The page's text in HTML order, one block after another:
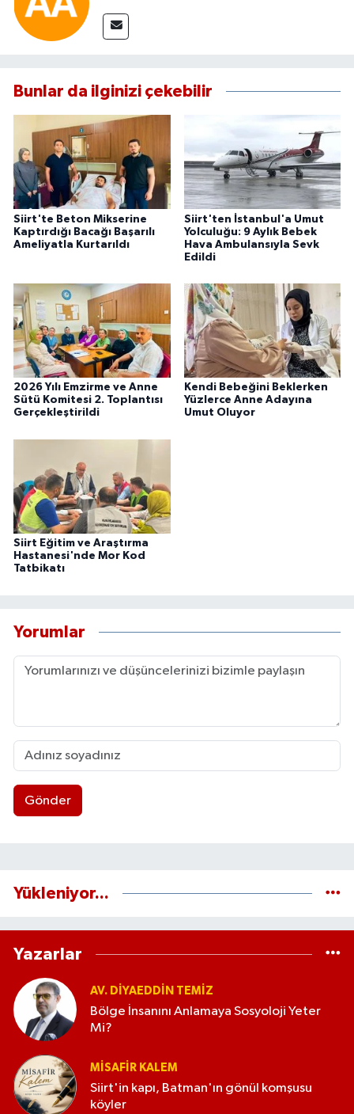
Bunlar da ilginizi çekebilir
Siirt'te Beton Mikserine
Kaptırdığı Bacağı Başarılı
Ameliyatla Kurtarıldı
Siirt'ten İstanbul'a Umut
Yolculuğu: 9 Aylık Bebek
Hava Ambulansıyla Sevk
Edildi
2026 Yılı Emzirme ve Anne
Sütü Komitesi 2. Toplantısı
Gerçekleştirildi
Kendi Bebeğini Beklerken
Yüzlerce Anne Adayına
Umut Oluyor
Siirt Eğitim ve Araştırma
Hastanesi'nde Mor Kod
Tatbikatı
Yorumlar
Gönder
Yükleniyor...
Yazarlar
AV. DIYAEDDIN TEMIZ
Bölge İnsanını Anlamaya Sosyoloji Yeter
Mi?
MISAFIR KALEM
Siirt'in kapı, Batman'ın gönül komşusu
köyler